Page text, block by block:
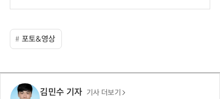
포토&영상
김민수 기자 기사 더보기